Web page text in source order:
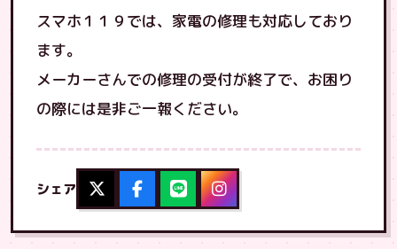
スマホ１１９では、家電の修理も対応しており
ます。
メーカーさんでの修理の受付が終了で、お困り
の際には是非ご一報ください。
シェア